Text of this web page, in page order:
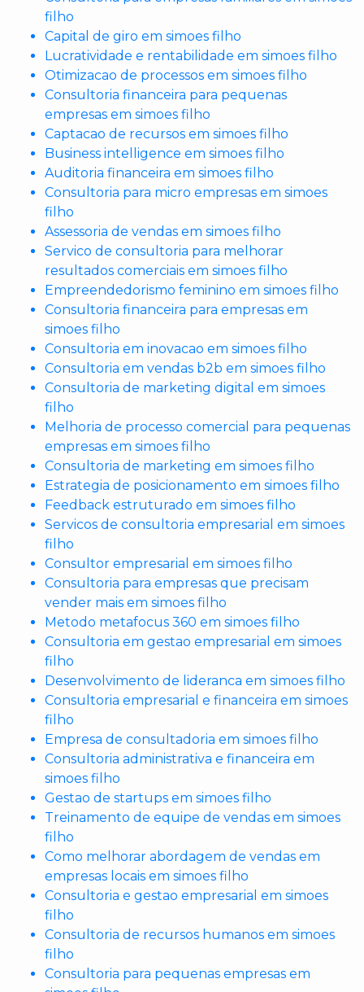
filho
Capital de giro em simoes filho
Lucratividade e rentabilidade em simoes filho
Otimizacao de processos em simoes filho
Consultoria financeira para pequenas
empresas em simoes filho
Captacao de recursos em simoes filho
Business intelligence em simoes filho
Auditoria financeira em simoes filho
Consultoria para micro empresas em simoes
filho
Assessoria de vendas em simoes filho
Servico de consultoria para melhorar
resultados comerciais em simoes filho
Empreendedorismo feminino em simoes filho
Consultoria financeira para empresas em
simoes filho
Consultoria em inovacao em simoes filho
Consultoria em vendas b2b em simoes filho
Consultoria de marketing digital em simoes
filho
Melhoria de processo comercial para pequenas
empresas em simoes filho
Consultoria de marketing em simoes filho
Estrategia de posicionamento em simoes filho
Feedback estruturado em simoes filho
Servicos de consultoria empresarial em simoes
filho
Consultor empresarial em simoes filho
Consultoria para empresas que precisam
vender mais em simoes filho
Metodo metafocus 360 em simoes filho
Consultoria em gestao empresarial em simoes
filho
Desenvolvimento de lideranca em simoes filho
Consultoria empresarial e financeira em simoes
filho
Empresa de consultadoria em simoes filho
Consultoria administrativa e financeira em
simoes filho
Gestao de startups em simoes filho
Treinamento de equipe de vendas em simoes
filho
Como melhorar abordagem de vendas em
empresas locais em simoes filho
Consultoria e gestao empresarial em simoes
filho
Consultoria de recursos humanos em simoes
filho
Consultoria para pequenas empresas em